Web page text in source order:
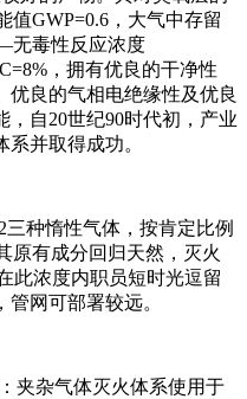
值GWP=0.6，大气中存留
无毒性反应浓度
，拥有优良的干净性
良的气相电绝缘性及优良
自20世纪90时代初，产业
并取得成功。
种惰性气体，按肯定比例
原有成分回归天然，灭火
此浓度内职员短时光逗留
网可部署较远。
夹杂气体灭火体系使用于